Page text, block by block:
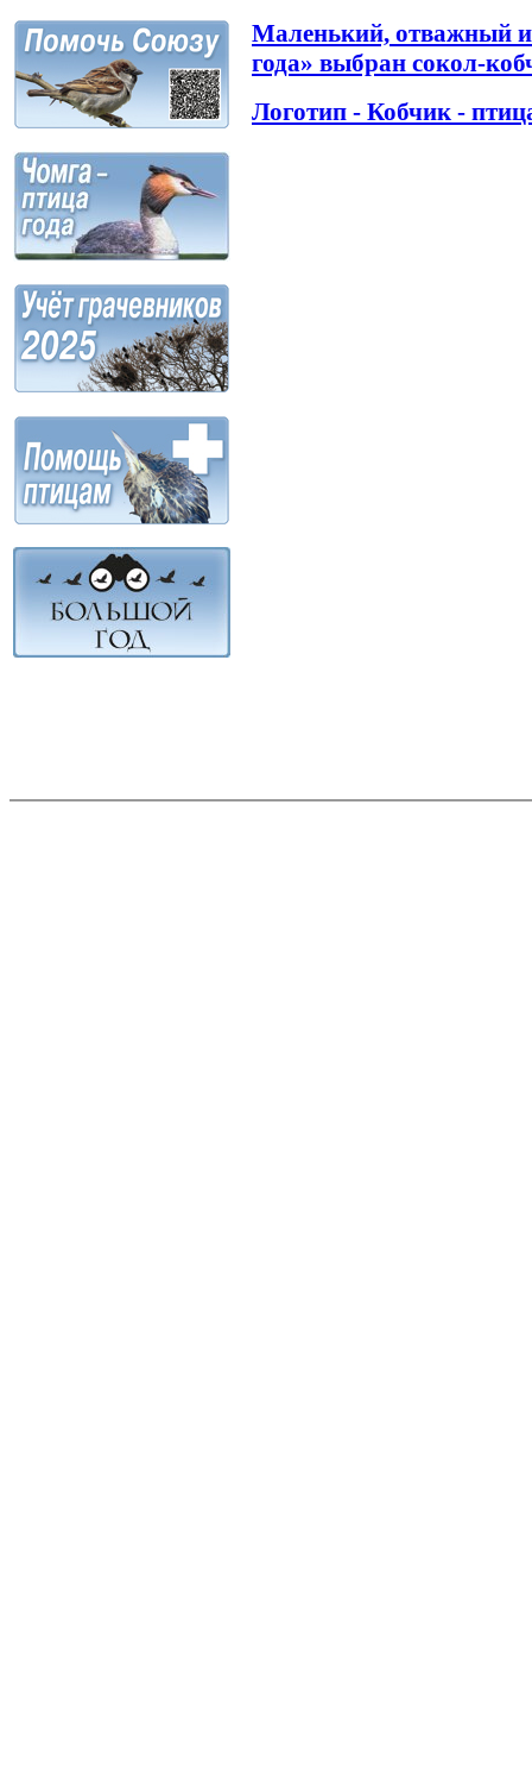
Маленький, отважный и
года» выбран сокол-
Логотип - Кобчик -